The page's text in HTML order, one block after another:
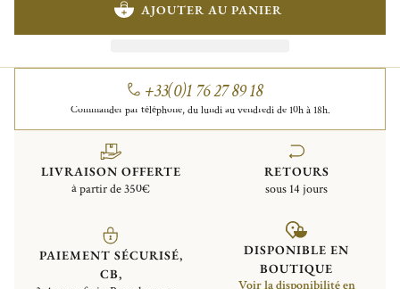
AJOUTER AU PANIER
+33(0)1 76 27 89 18
Commander par téléphone, du lundi au vendredi de 10h à 18h.
LIVRAISON OFFERTE
à partir de 350€
RETOURS
sous 14 jours
PAIEMENT SÉCURISÉ,
CB,
DISPONIBLE EN
BOUTIQUE
Voir la disponibilité en